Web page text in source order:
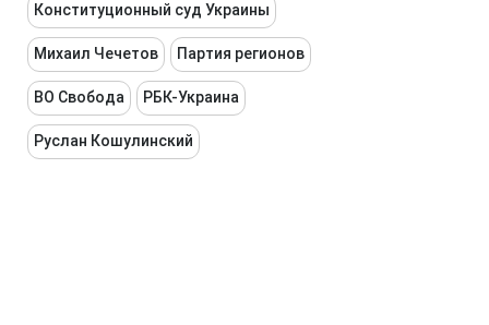
Конституционный суд Украины
Михаил Чечетов Партия регионов
ВО Свобода РБК-Украина
Руслан Кошулинский